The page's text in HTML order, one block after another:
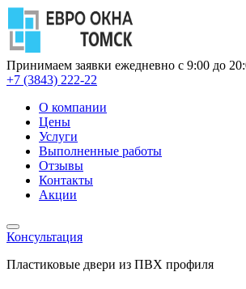
Принимаем заявки ежедневно с 9:00 до
+7 (3843) 222-22
О компании
Цены
Услуги
Выполненные работы
Отзывы
Контакты
Акции
Консультация
Пластиковые двери из ПВХ профиля